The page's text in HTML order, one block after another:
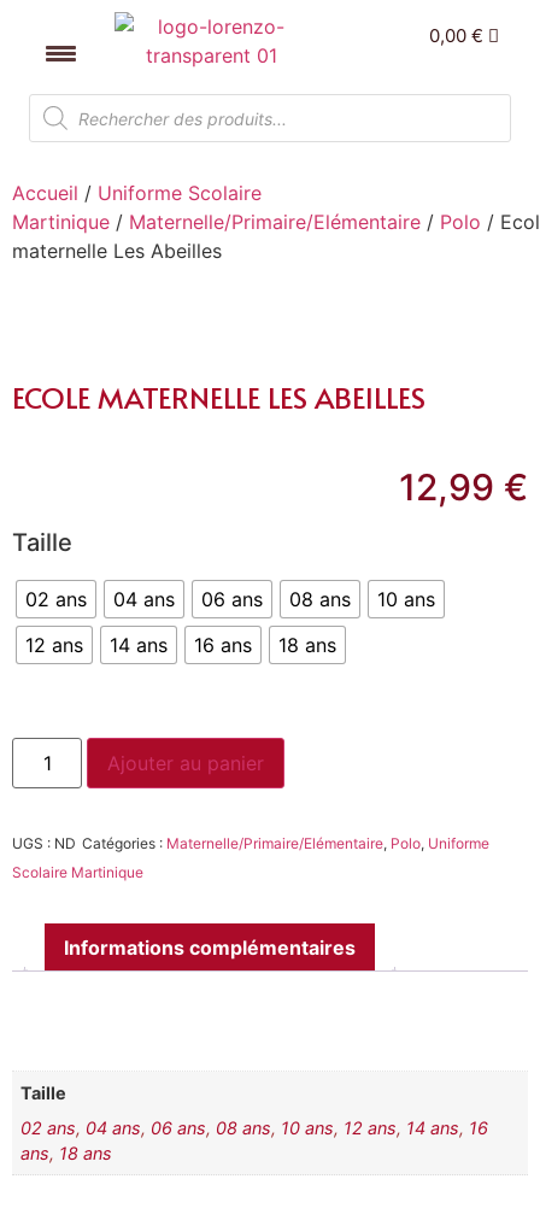
0,00 €
Accueil / Uniforme Scolaire
Martinique / Maternelle/Primaire/Elémentaire / Polo /
maternelle Les Abeilles
ECOLE MATERNELLE LES ABEILLES
12,99 €
Taille
02 ans 04 ans 06 ans 08 ans
10 ans
12 ans
14 ans 16 ans 18 ans
Ajouter au panier
UGS : ND Catégories : Maternelle/Primaire/Elémentaire, Polo, Uniforme
Scolaire Martinique
Informations complémentaires
Taille
02 ans, 04 ans, 06 ans, 08 ans, 10 ans, 12 ans, 14 ans, 16
ans, 18 ans